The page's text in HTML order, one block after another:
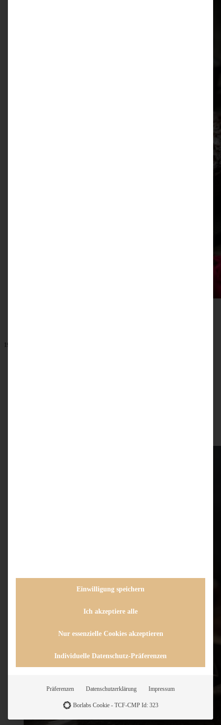
19. November 2023
Einwilligung speichern
Ich akzeptiere alle
Nur essenzielle Cookies akzeptieren
Individuelle Datenschutz-Präferenzen
Präferenzen Datenschutzerklärung Impressum
Borlabs Cookie - TCF-CMP Id: 323